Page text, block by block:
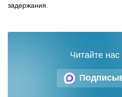
задержания.
Читайте